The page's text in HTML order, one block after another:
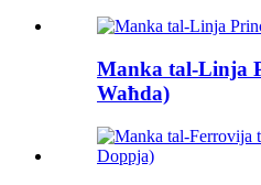
Manka tal-Linja
Waħda)